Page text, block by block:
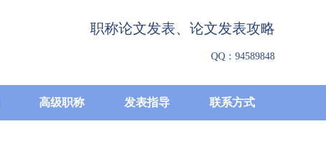
职称论文发表、论文发表攻略
QQ：94589848
高级职称 发表指导 联系方式